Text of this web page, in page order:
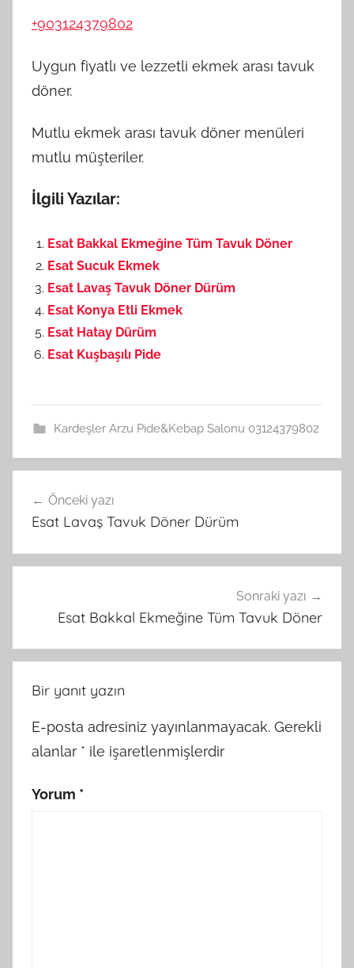
+903124379802
Uygun fiyatlı ve lezzetli ekmek arası tavuk
döner.
Mutlu ekmek arası tavuk döner menüleri
mutlu müşteriler.
İlgili Yazılar:
Esat Bakkal Ekmeğine Tüm Tavuk Döner
Esat Sucuk Ekmek
Esat Lavaş Tavuk Döner Dürüm
Esat Konya Etli Ekmek
Esat Hatay Dürüm
Esat Kuşbaşılı Pide
Kardeşler Arzu Pide&Kebap Salonu 03124379802
Yazı
gezinmesi
Önceki yazı
Esat Lavaş Tavuk Döner Dürüm
Sonraki yazı
Esat Bakkal Ekmeğine Tüm Tavuk Döner
Bir yanıt yazın
E-posta adresiniz yayınlanmayacak. Gerekli
alanlar * ile işaretlenmişlerdir
Yorum *